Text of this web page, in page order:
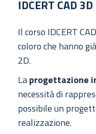
IDCERT CAD
Il corso IDCERT
coloro che hanno
2D.
Laprogettazione
necessità di
possibile un
realizzazione.